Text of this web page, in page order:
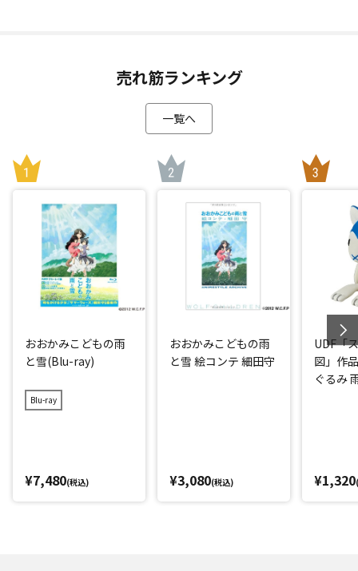
売れ筋ランキング
一覧へ
おおかみこどもの雨
と雪(Blu-ray)
Blu-ray
¥7,480(税込)
おおかみこどもの雨
と雪 絵コンテ 細田守
¥3,080(税込)
UDF「
図」作
ぐるみ
¥1,320